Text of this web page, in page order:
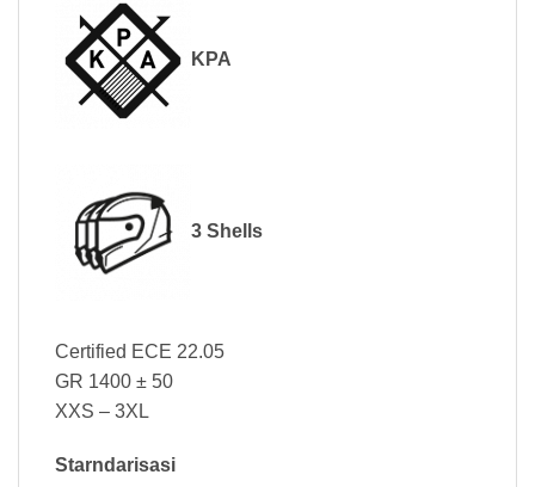
KPA
3 Shells
Certified ECE 22.05
GR 1400 ± 50
XXS – 3XL
Starndarisasi